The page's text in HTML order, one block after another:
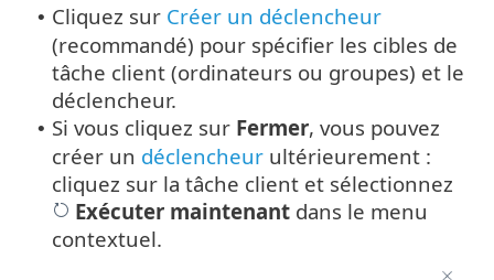
• Cliquez sur Créer un déclencheur
(recommandé) pour spécifier les cibles de
tâche client (ordinateurs ou groupes) et le
déclencheur.
• Si vous cliquez sur Fermer, vous pouvez
créer un déclencheur ultérieurement :
cliquez sur la tâche client et sélectionnez
Exécuter maintenant dans le menu
contextuel.